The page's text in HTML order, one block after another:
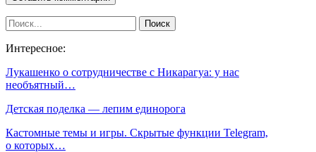
Интересное:
Лукашенко о сотрудничестве с Никарагуа: у нас
необъятный…
Детская поделка — лепим единорога
Кастомные темы и игры. Скрытые функции Telegram,
о которых…